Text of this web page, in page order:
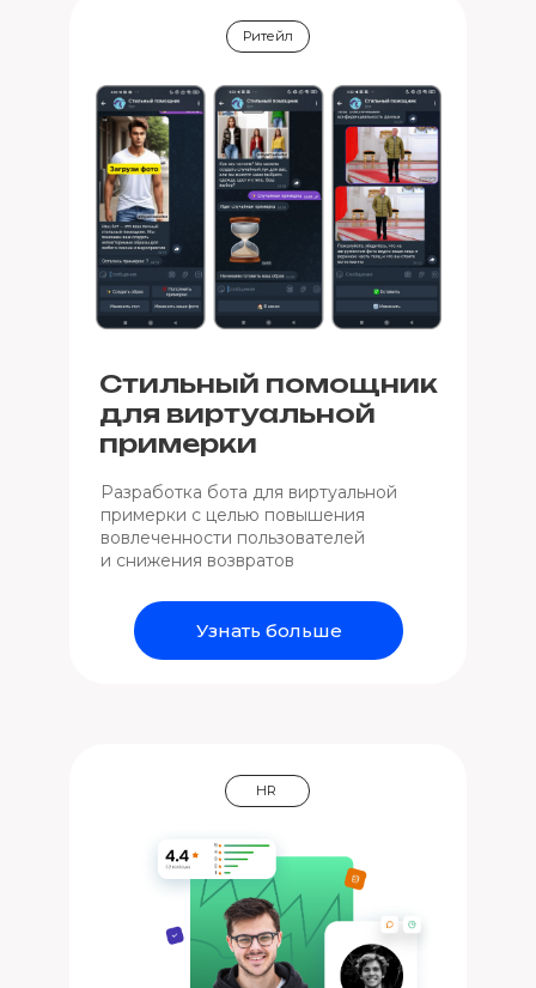
Ритейл
Разработка бота для виртуальной
примерки с целью повышения
вовлеченности пользователей
и снижения возвратов
Стильный помощник
для виртуальной
примерки
Узнать больше
HR